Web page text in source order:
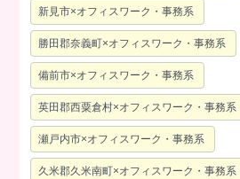
新見市×オフィスワーク・事務系
勝田郡奈義町×オフィスワーク・事務系
備前市×オフィスワーク・事務系
英田郡西粟倉村×オフィスワーク・事務系
瀬戸内市×オフィスワーク・事務系
久米郡久米南町×オフィスワーク・事務系